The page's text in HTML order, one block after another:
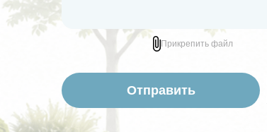
Прикрепить файл